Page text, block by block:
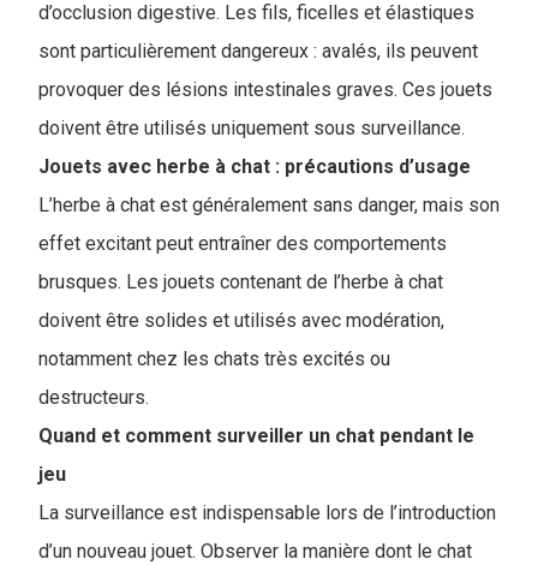
d’occlusion digestive. Les fils, ficelles et élastiques
sont particulièrement dangereux : avalés, ils peuvent
provoquer des lésions intestinales graves. Ces jouets
doivent être utilisés uniquement sous surveillance.
Jouets avec herbe à chat : précautions d’usage
L’herbe à chat est généralement sans danger, mais son
effet excitant peut entraîner des comportements
brusques. Les jouets contenant de l’herbe à chat
doivent être solides et utilisés avec modération,
notamment chez les chats très excités ou
destructeurs.
Quand et comment surveiller un chat pendant le
jeu
La surveillance est indispensable lors de l’introduction
d’un nouveau jouet. Observer la manière dont le chat